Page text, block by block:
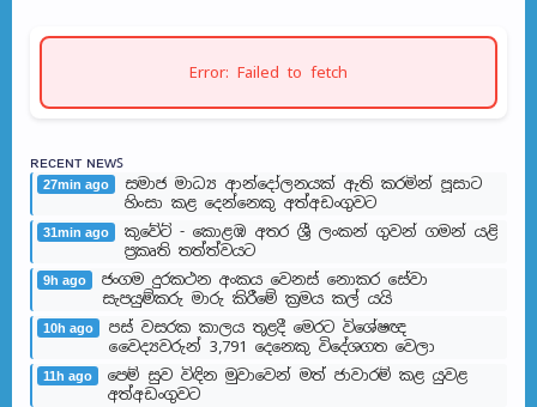
Error: Failed to fetch
ʀᴇᴄᴇɴᴛ ɴᴇᴡꜱ
27min ago
සමාජ මාධ්‍ය ආන්දෝලනයක් ඇති කරමින් පූසාට
හිංසා කළ දෙන්නෙකු අත්අඩංගුවට
31min ago
කුවේට් - කොළඹ අතර ශ්‍රී ලංකන් ගුවන් ගමන් යළි
ප්‍රකෘති තත්ත්වයට
9h ago
ජංගම දුරකථන අංකය වෙනස් නොකර සේවා
සැපයුම්කරු මාරු කිරීමේ ක්‍රමය කල් යයි
10h ago
පස් වසරක කාලය තුළදී මෙරට විශේෂඥ
වෛද්‍යවරුන් 3,791 දෙනෙකු විදේශගත වෙලා
11h ago
පෙම් සුව විඳින මුවාවෙන් මත් ජාවාරම් කළ යුවළ
අත්අඩංගුවට